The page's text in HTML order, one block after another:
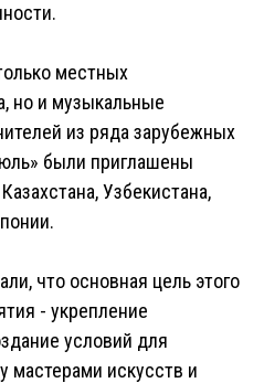
местных
но и музыкальные
из ряда зарубежных
были приглашены
Узбекистана,
что основная цель этого
- укрепление
условий для
мастерами искусств и